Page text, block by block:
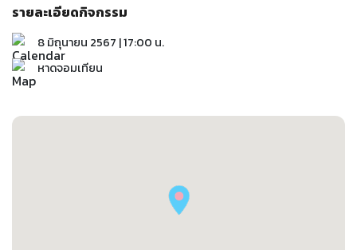
รายละเอียดกิจกรรม
8 มิถุนายน 2567 | 17:00 น.
หาดจอมเทียน